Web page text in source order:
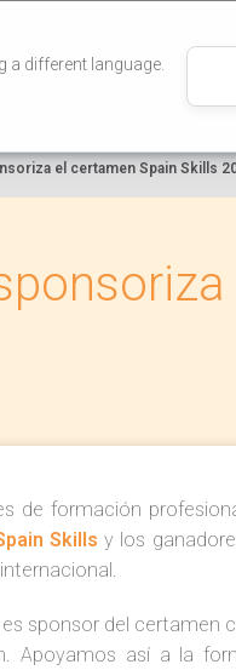
a different language.
el certamen Spain Skills
de formación
Skills y los
es sponsor del certamen
Apoyamos así a la